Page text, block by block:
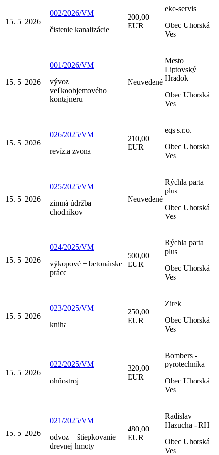
15. 5. 2026
002/2026/VM
čistenie kanalizácie
200,00
EUR
eko-servis
Obec Uhorská
Ves
15. 5. 2026
001/2026/VM
vývoz
veľkoobjemového
kontajneru
Neuvedené
Mesto
Liptovský
Hrádok
Obec Uhorská
Ves
15. 5. 2026
026/2025/VM
revízia zvona
210,00
EUR
eqs s.r.o.
Obec Uhorská
Ves
15. 5. 2026
025/2025/VM
zimná údržba
chodníkov
Neuvedené
Rýchla parta
plus
Obec Uhorská
Ves
15. 5. 2026
024/2025/VM
výkopové + betonárske
práce
500,00
EUR
Rýchla parta
plus
Obec Uhorská
Ves
15. 5. 2026
023/2025/VM
kniha
250,00
EUR
Zirek
Obec Uhorská
Ves
15. 5. 2026
022/2025/VM
ohňostroj
320,00
EUR
Bombers -
pyrotechnika
Obec Uhorská
Ves
15. 5. 2026
021/2025/VM
odvoz + štiepkovanie
drevnej hmoty
480,00
EUR
Radislav
Hazucha - RH
Obec Uhorská
Ves